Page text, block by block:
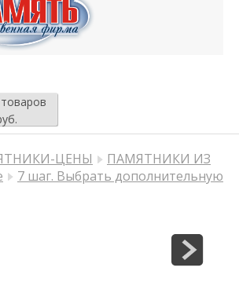
товаров
ЦЕНЫ
ПАМЯТНИКИ ИЗ
7 шаг. Выбрать дополнительную